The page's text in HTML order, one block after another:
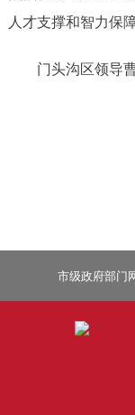
人才支撑和智力保障
门头沟区领导
市级政府部门